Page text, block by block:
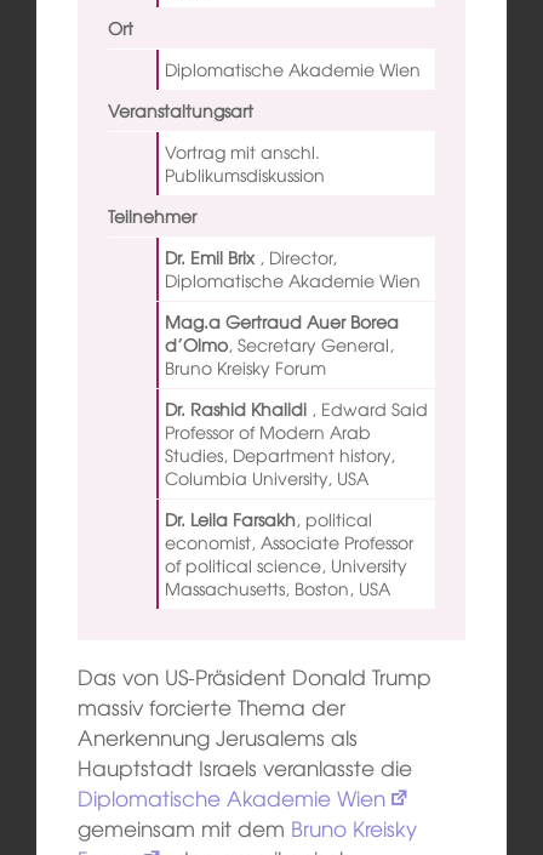
Ort
Diplomatische Akademie Wien
Veranstaltungsart
Vortrag mit anschl.
Publikumsdiskussion
Teilnehmer
Dr. Emil Brix , Director,
Diplomatische Akademie Wien
Mag.a Gertraud Auer Borea
d’Olmo, Secretary General,
Bruno Kreisky Forum
Dr. Rashid Khalidi , Edward Said
Professor of Modern Arab
Studies, Department history,
Columbia University, USA
Dr. Leila Farsakh, political
economist, Associate Professor
of political science, University
Massachusetts, Boston, USA
Das von US-Präsident Donald Trump
massiv forcierte Thema der
Anerkennung Jerusalems als
Hauptstadt Israels veranlasste die
Diplomatische Akademie Wien
gemeinsam mit dem Bruno Kreisky